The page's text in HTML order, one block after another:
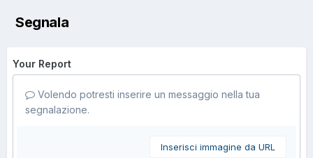
Segnala
Your Report
Volendo potresti inserire un messaggio nella tua
segnalazione.
Inserisci immagine da URL